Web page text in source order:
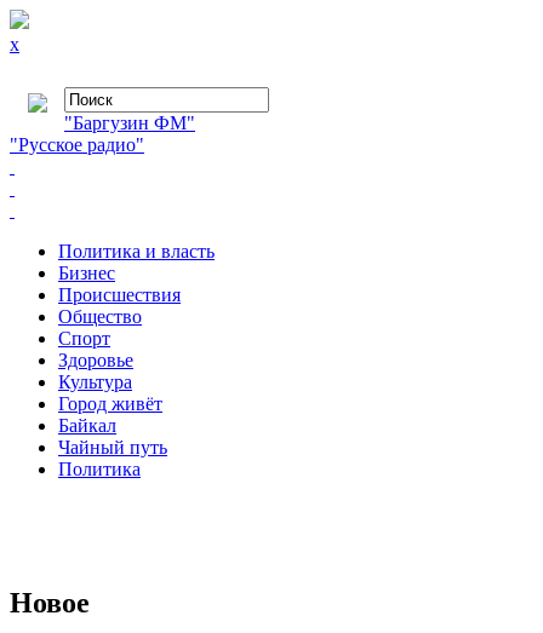
x
"Баргузин ФМ"
"Русское радио"
Политика и власть
Бизнес
Происшествия
Общество
Cпорт
Здоровье
Культура
Город живёт
Байкал
Чайный путь
Политика
Новое